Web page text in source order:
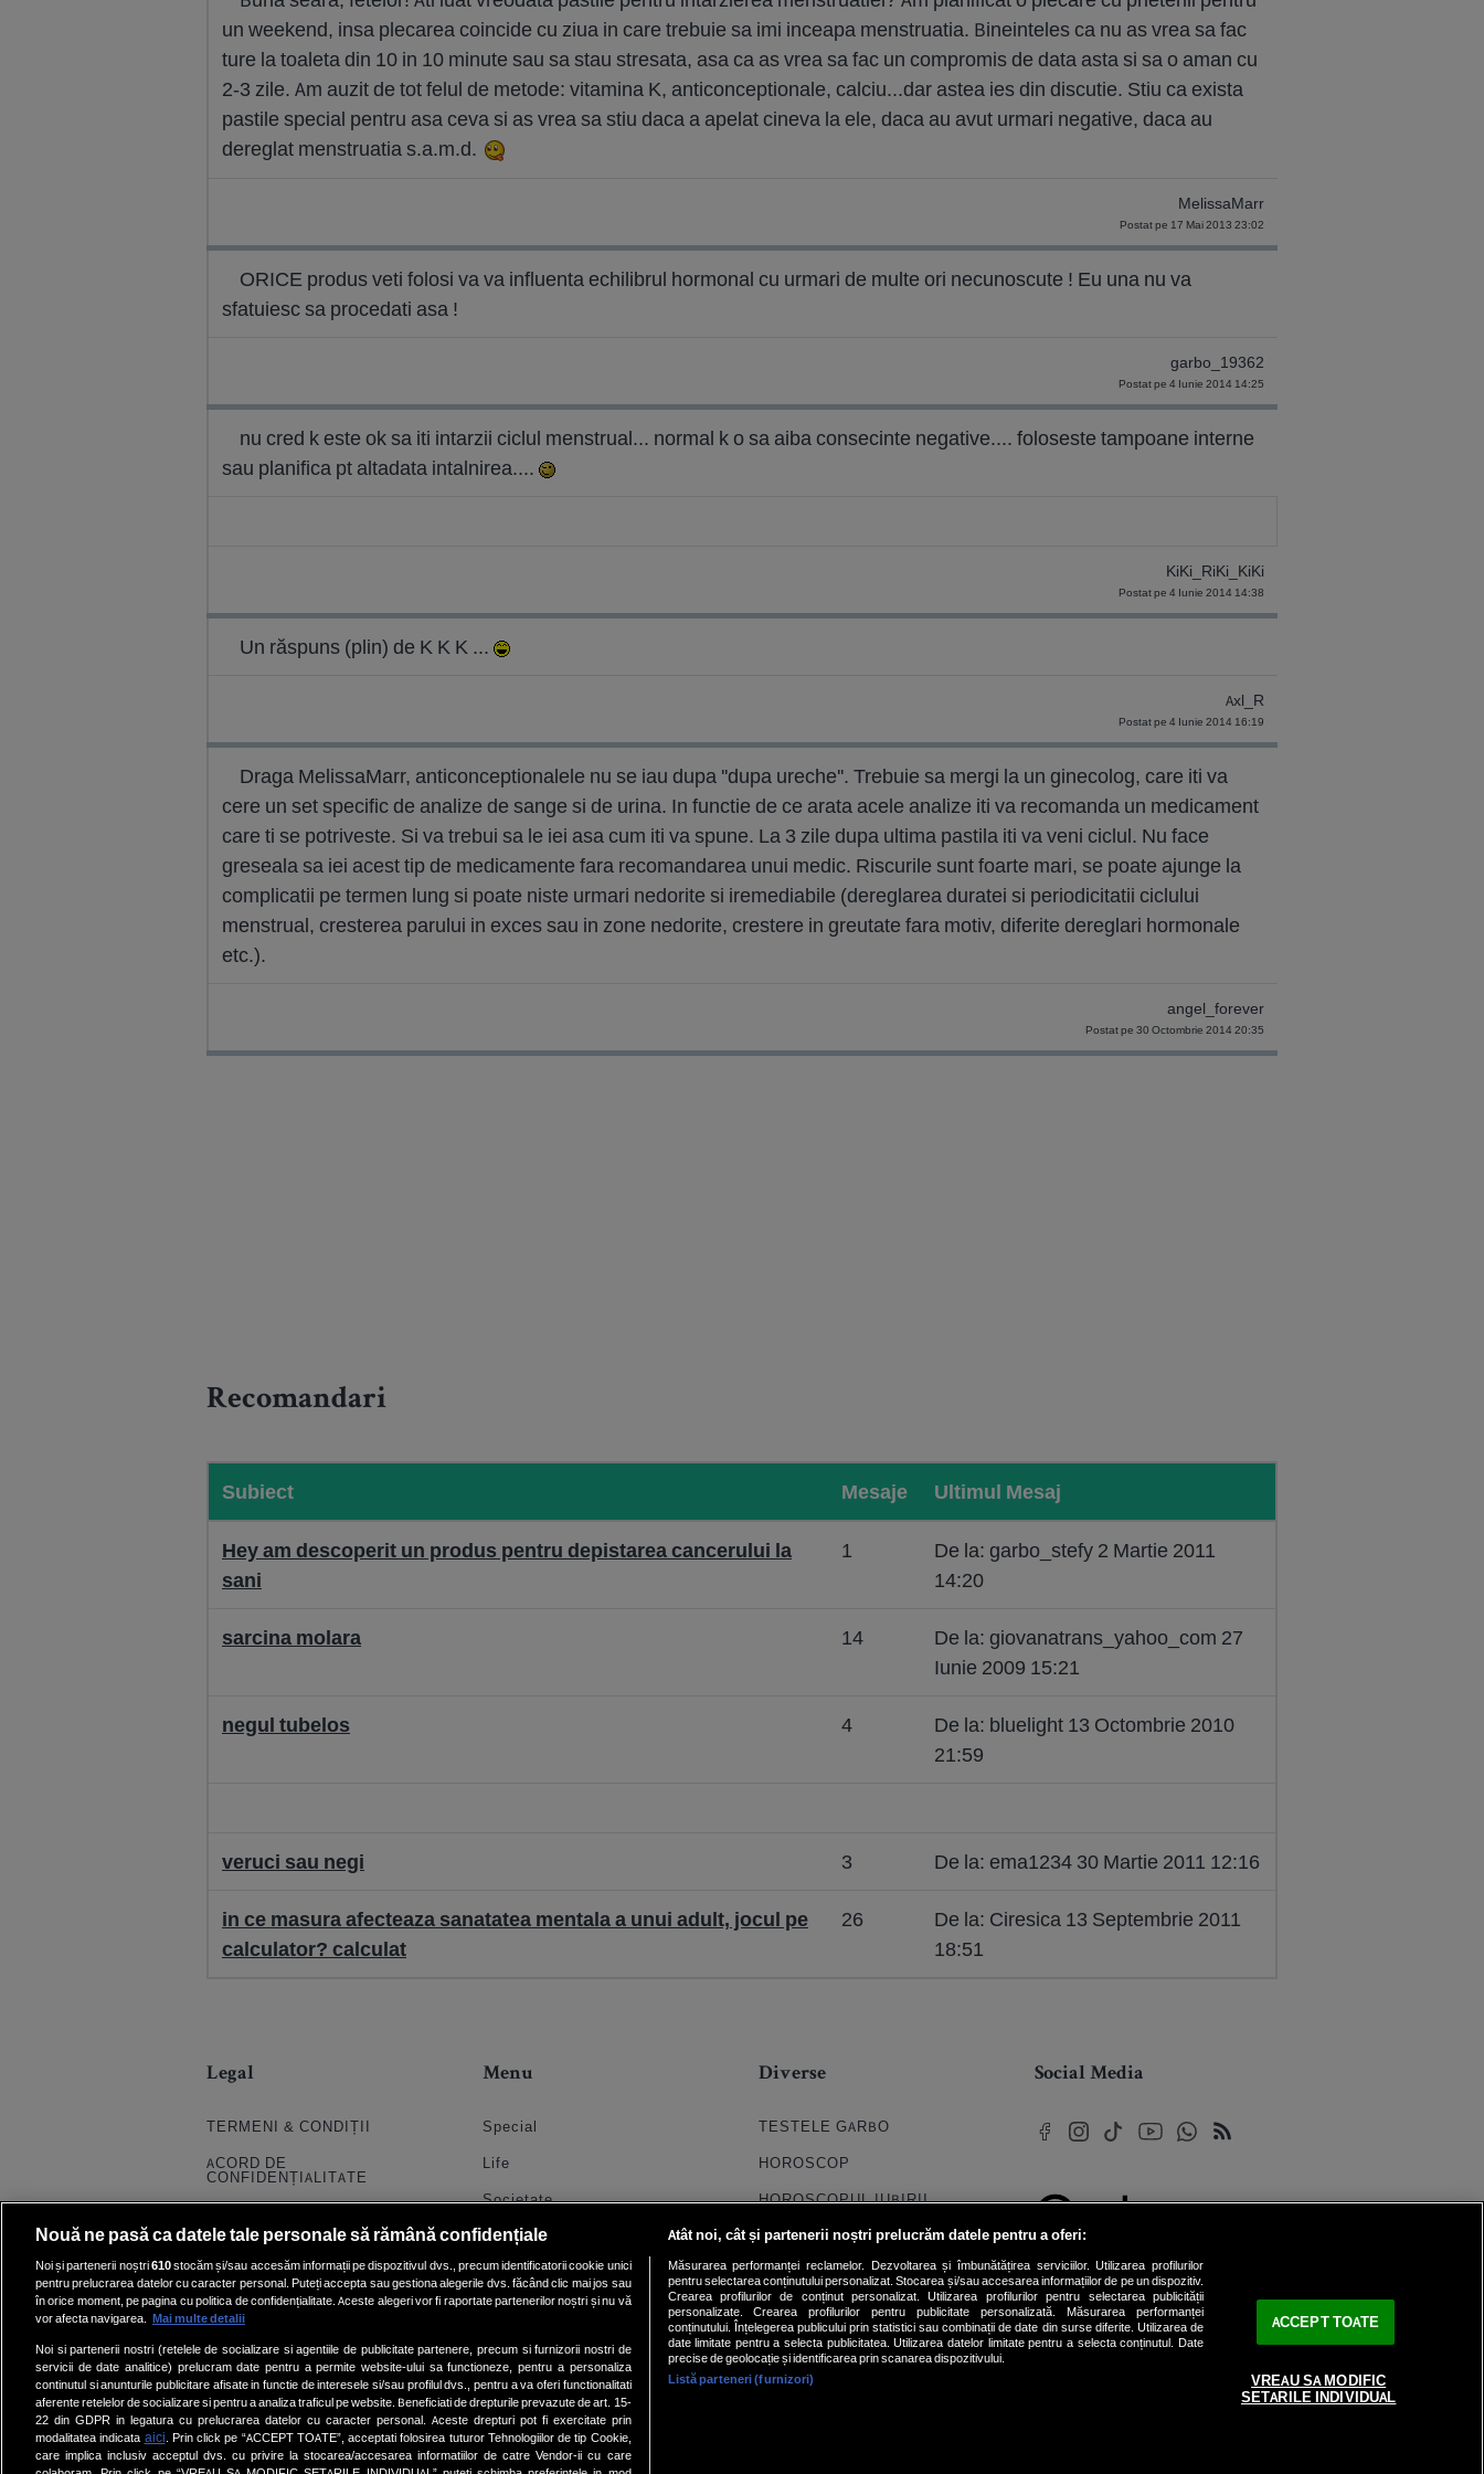
un weekend, insa plecarea coincide cu ziua in care trebuie sa imi inceapa menstruatia. Bineinteles ca nu as vrea sa fac
ture la toaleta din 10 in 10 minute sau sa stau stresata, asa ca as vrea sa fac un compromis de data asta si sa o aman cu
2-3 zile. Am auzit de tot felul de metode: vitamina K, anticonceptionale, calciu...dar astea ies din discutie. Stiu ca exista
pastile special pentru asa ceva si as vrea sa stiu daca a apelat cineva la ele, daca au avut urmari negative, daca au
dereglat menstruatia s.a.m.d.
MelissaMarr
Postat pe 17 Mai 2013 23:02
ORICE produs veti folosi va va influenta echilibrul hormonal cu urmari de multe ori necunoscute ! Eu una nu va
sfatuiesc sa procedati asa !
garbo_19362
Postat pe 4 Iunie 2014 14:25
nu cred k este ok sa iti intarzii ciclul menstrual... normal k o sa aiba consecinte negative.... foloseste tampoane interne
sau planifica pt altadata intalnirea....
KiKi_RiKi_KiKi
Postat pe 4 Iunie 2014 14:38
Un răspuns (plin) de K K K ...
Axl_R
Postat pe 4 Iunie 2014 16:19
Draga MelissaMarr, anticonceptionalele nu se iau dupa ''dupa ureche''. Trebuie sa mergi la un ginecolog, care iti va
cere un set specific de analize de sange si de urina. In functie de ce arata acele analize iti va recomanda un medicament
care ti se potriveste. Si va trebui sa le iei asa cum iti va spune. La 3 zile dupa ultima pastila iti va veni ciclul. Nu face
greseala sa iei acest tip de medicamente fara recomandarea unui medic. Riscurile sunt foarte mari, se poate ajunge la
complicatii pe termen lung si poate niste urmari nedorite si iremediabile (dereglarea duratei si periodicitatii ciclului
menstrual, cresterea parului in exces sau in zone nedorite, crestere in greutate fara motiv, diferite dereglari hormonale
etc.).
angel_forever
Postat pe 30 Octombrie 2014 20:35
Recomandari
Subiect Mesaje Ultimul Mesaj
Hey am descoperit un produs pentru depistarea cancerului la
sani
1
De la: garbo_stefy 2 Martie 2011
14:20
sarcina molara 14
De la: giovanatrans_yahoo_com 27
Iunie 2009 15:21
negul tubelos 4
De la: bluelight 13 Octombrie 2010
21:59
veruci sau negi 3 De la: ema1234 30 Martie 2011 12:16
in ce masura afecteaza sanatatea mentala a unui adult, jocul pe
calculator? calculat
26
De la: Ciresica 13 Septembrie 2011
18:51
Legal
TERMENI & CONDIȚII
ACORD DE
CONFIDENȚIALITATE
PRELUCRAREA DATELOR
CONTACT
SETĂRI COOKIE
Menu
Special
Life
Societate
Stil
Horoscop
Quiz
Echipa
Video
Diverse
TESTELE GARBO
HOROSCOP
HOROSCOPUL IUBIRII
FORUMURI
TRATAMENTE NATURISTE
DICTIONARE NUME
Social Media
Toate drepturile rezervate
Nouă ne pasă ca datele tale personale să rămână confidențiale
Noi și partenerii noștri610stocăm și/sau accesăm informații pe dispozitivul dvs., precum identificatorii cookie unici
pentru prelucrarea datelor cu caracter personal. Puteți accepta sau gestiona alegerile dvs. făcând clic mai jos sau
în orice moment, pe pagina cu politica de confidențialitate. Aceste alegeri vor fi raportate partenerilor noștri și nu vă
vor afecta navigarea. Mai multe detalii
Noi si partenerii nostri (retelele de socializare si agentiile de publicitate partenere, precum si furnizorii nostri de
servicii de date analitice) prelucram date pentru a permite website-ului sa functioneze, pentru a personaliza
continutul si anunturile publicitare afisate in functie de interesele si/sau profilul dvs., pentru a va oferi functionalitati
aferente retelelor de socializare si pentru a analiza traficul pe website. Beneficiati de drepturile prevazute de art. 15-
22 din GDPR in legatura cu prelucrarea datelor cu caracter personal. Aceste drepturi pot fi exercitate prin
modalitatea indicata aici . Prin click pe “ACCEPT TOATE”, acceptati folosirea tuturor Tehnologiilor de tip Cookie,
care implica inclusiv acceptul dvs. cu privire la stocarea/accesarea informatiilor de catre Vendor-ii cu care
Atât noi, cât și partenerii noștri prelucrăm datele pentru a oferi:
Măsurarea performanței reclamelor. Dezvoltarea și îmbunătățirea serviciilor. Utilizarea profilurilor
pentru selectarea conținutului personalizat. Stocarea și/sau accesarea informațiilor de pe un dispozitiv.
Crearea profilurilor de conținut personalizat. Utilizarea profilurilor pentru selectarea publicității
personalizate. Crearea profilurilor pentru publicitate personalizată. Măsurarea performanței
conținutului. Înțelegerea publicului prin statistici sau combinații de date din surse diferite. Utilizarea de
date limitate pentru a selecta publicitatea. Utilizarea datelor limitate pentru a selecta conținutul. Date
precise de geolocație și identificarea prin scanarea dispozitivului.
Listă parteneri (furnizori)
ACCEPT TOATE
VREAU SA MODIFIC
SETARILE INDIVIDUAL